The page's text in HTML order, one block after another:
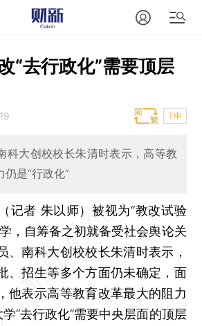
“去行政化”需要顶层
T中
科大创校校长朱清时表示，高等教
是“行政化”
记者 朱以师）被视为“教改试验
，自筹备之初就备受社会舆论关
、南科大创校校长朱清时表示，
、招生等多个方面仍未确定，面
他表示高等教育改革最大的阻力
学“去行政化”需要中央层面的顶层